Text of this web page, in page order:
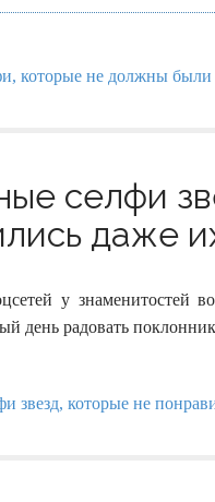
селфи
даже
у знаменитостей
день радовать